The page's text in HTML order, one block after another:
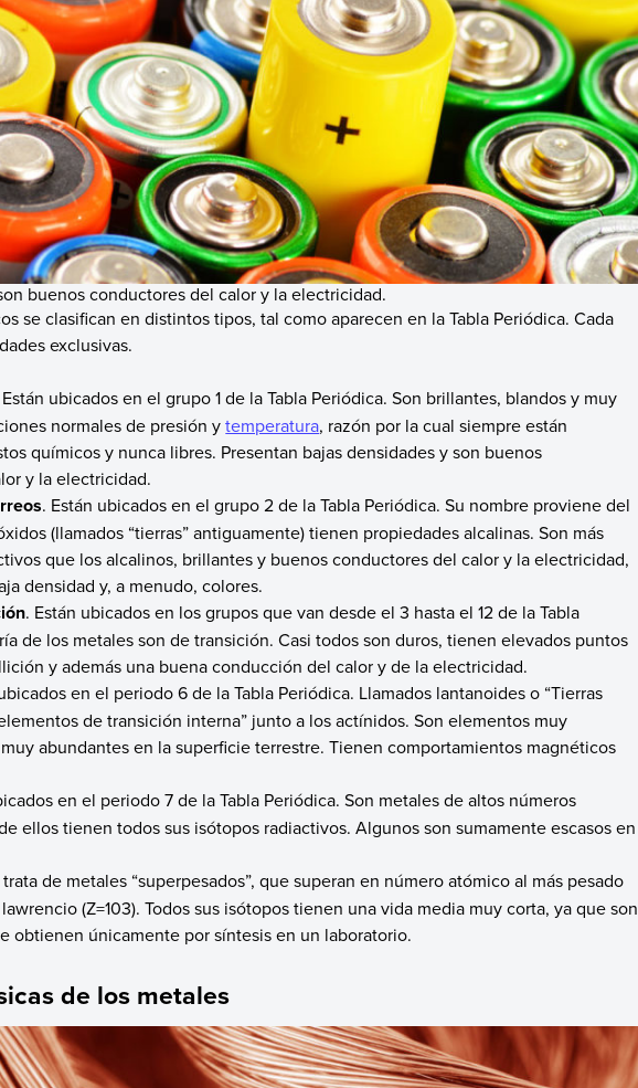
buenos conductores del calor y la electricidad.
se clasifican en distintos tipos, tal como aparecen en la Tabla Periódica. Cada
exclusivas.
ubicados en el grupo 1 de la Tabla Periódica. Son brillantes, blandos y muy
normales de presión ytemperatura, razón por la cual siempre están
químicos y nunca libres. Presentan bajas densidades y son buenos
y la electricidad.
. Están ubicados en el grupo 2 de la Tabla Periódica. Su nombre proviene del
(llamados “tierras” antiguamente) tienen propiedades alcalinas. Son más
que los alcalinos, brillantes y buenos conductores del calor y la electricidad,
densidad y, a menudo, colores.
. Están ubicados en los grupos que van desde el 3 hasta el 12 de la Tabla
de los metales son de transición. Casi todos son duros, tienen elevados puntos
y además una buena conducción del calor y de la electricidad.
en el periodo 6 de la Tabla Periódica. Llamados lantanoides o “Tierras
de transición interna” junto a los actínidos. Son elementos muy
abundantes en la superficie terrestre. Tienen comportamientos magnéticos
en el periodo 7 de la Tabla Periódica. Son metales de altos números
ellos tienen todos sus isótopos radiactivos. Algunos son sumamente escasos en
trata de metales “superpesados”, que superan en número atómico al más pesado
(Z=103). Todos sus isótopos tienen una vida media muy corta, ya que son
obtienen únicamente por síntesis en un laboratorio.
de los metales